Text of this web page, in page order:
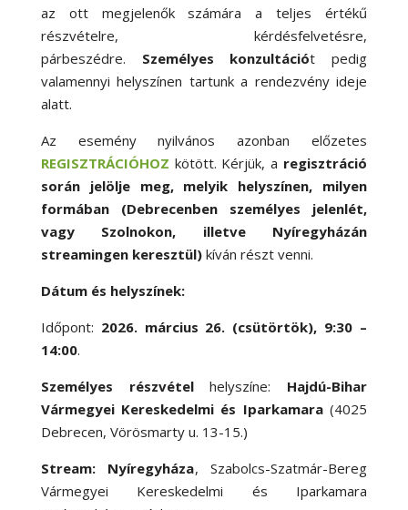
az ott megjelenők számára a teljes értékű
részvételre, kérdésfelvetésre,
párbeszédre. Személyes konzultációt pedig
valamennyi helyszínen tartunk a rendezvény ideje
alatt.
Az esemény nyilvános azonban előzetes
REGISZTRÁCIÓHOZ kötött. Kérjük, a regisztráció
során jelölje meg, melyik helyszínen, milyen
formában (Debrecenben személyes jelenlét,
vagy Szolnokon, illetve Nyíregyházán
streamingen keresztül)kíván részt venni.
Dátum és helyszínek:
Időpont: 2026. március 26. (csütörtök), 9:30 –
14:00.
Személyes részvételhelyszíne: Hajdú-Bihar
Vármegyei Kereskedelmi és Iparkamara(4025
Debrecen, Vörösmarty u. 13-15.)
Stream: Nyíregyháza, Szabolcs-Szatmár-Bereg
Vármegyei Kereskedelmi és Iparkamara